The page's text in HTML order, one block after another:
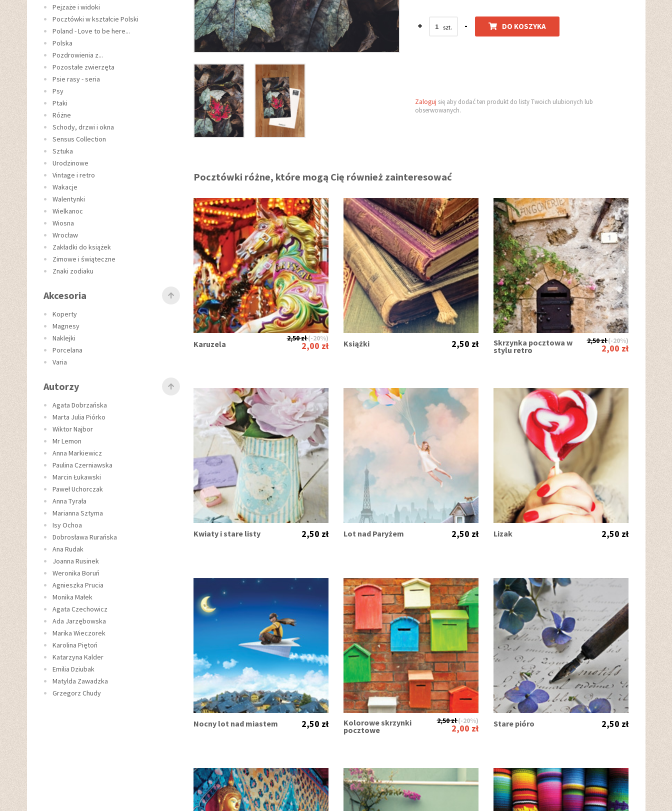
Pejzaże i widoki
Pocztówki w kształcie Polski
Poland - Love to be here...
Polska
Pozdrowienia z...
Pozostałe zwierzęta
Psie rasy - seria
Psy
Ptaki
Różne
Schody, drzwi i okna
Sensus Collection
Sztuka
Urodzinowe
Vintage i retro
Wakacje
Walentynki
Wielkanoc
Wiosna
Wrocław
Zakładki do książek
Zimowe i świąteczne
Znaki zodiaku
Akcesoria
Koperty
Magnesy
Naklejki
Porcelana
Varia
Autorzy
Agata Dobrzańska
Marta Julia Piórko
Wiktor Najbor
Mr Lemon
Anna Markiewicz
Paulina Czerniawska
Marcin Łukawski
Paweł Uchorczak
Anna Tyrała
Marianna Sztyma
Isy Ochoa
Dobrosława Rurańska
Ana Rudak
Joanna Rusinek
Weronika Boruń
Agnieszka Prucia
Monika Małek
Agata Czechowicz
Ada Jarzębowska
Marika Wieczorek
Karolina Piętoń
Katarzyna Kalder
Emilia Dziubak
Matylda Zawadzka
Grzegorz Chudy
+ - DO KOSZYKA
Zaloguj się aby dodać ten produkt do listy Twoich ulubionych lub
obserwowanych.
Pocztówki różne, które mogą Cię również zainteresować
Karuzela
2,50 zł(-20%)
2,00 zł Książki 2,50 zł Skrzynka pocztowa w
stylu retro
2,50 zł(-20%)
2,00 zł
Kwiaty i stare listy 2,50 zł Lot nad Paryżem 2,50 zł Lizak 2,50 zł
Nocny lot nad miastem 2,50 zł Kolorowe skrzynki
pocztowe
2,50 zł(-20%)
2,00 zł Stare pióro 2,50 zł